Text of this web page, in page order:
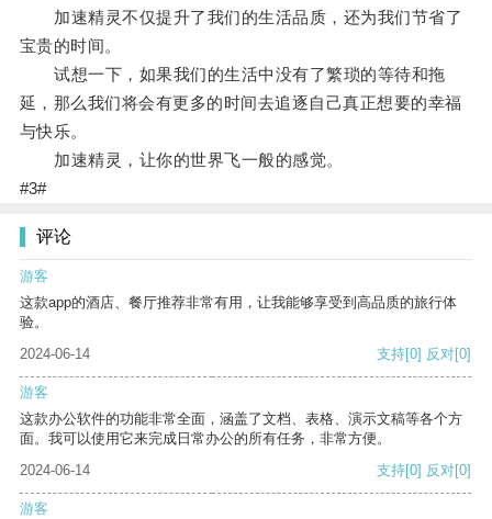
加速精灵不仅提升了我们的生活品质，还为我们节省了
宝贵的时间。
试想一下，如果我们的生活中没有了繁琐的等待和拖
延，那么我们将会有更多的时间去追逐自己真正想要的幸福
与快乐。
加速精灵，让你的世界飞一般的感觉。
#3#
评论
游客
这款app的酒店、餐厅推荐非常有用，让我能够享受到高品质的旅行体
验。
2024-06-14
支持[0] 反对[0]
游客
这款办公软件的功能非常全面，涵盖了文档、表格、演示文稿等各个方
面。我可以使用它来完成日常办公的所有任务，非常方便。
2024-06-14
支持[0] 反对[0]
游客